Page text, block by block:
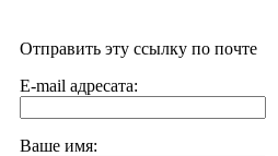
Отправить эту ссылку по почте
E-mail адресата:
Ваше имя: